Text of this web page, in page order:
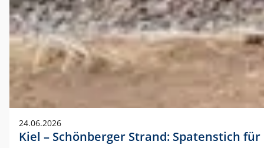
24.06.2026
Kiel – Schönberger Strand: Spatenstich